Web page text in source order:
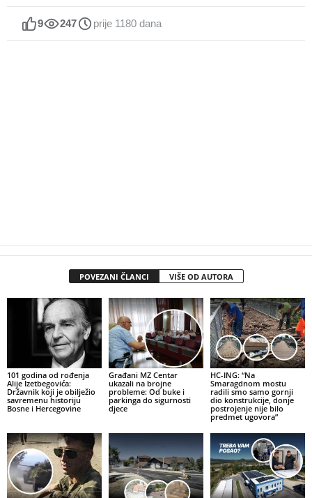
9 247 prije 1180 dana
POVEZANI ČLANCI VIŠE OD AUTORA
101 godina od rođenja
Alije Izetbegovića:
Državnik koji je obilježio
savremenu historiju
Bosne i Hercegovine
Građani MZ Centar
ukazali na brojne
probleme: Od buke i
parkinga do sigurnosti
djece
HC-ING: “Na
Smaragdnom mostu
radili smo samo gornji
dio konstrukcije, donje
postrojenje nije bilo
predmet ugovora”